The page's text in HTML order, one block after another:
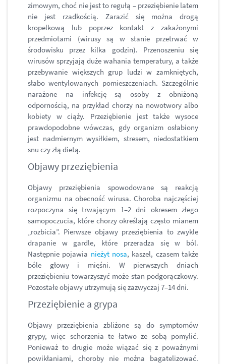
zimowym, choć nie jest to regułą – przeziębienie latem
nie jest rzadkością. Zarazić się można drogą
kropelkową lub poprzez kontakt z zakażonymi
przedmiotami (wirusy są w stanie przetrwać w
środowisku przez kilka godzin). Przenoszeniu się
wirusów sprzyjają duże wahania temperatury, a także
przebywanie większych grup ludzi w zamkniętych,
słabo wentylowanych pomieszczeniach. Szczególnie
narażone na infekcję są osoby z obniżoną
odpornością, na przykład chorzy na nowotwory albo
kobiety w ciąży. Przeziębienie jest także wysoce
prawdopodobne wówczas, gdy organizm osłabiony
jest nadmiernym wysiłkiem, stresem, niedostatkiem
snu czy złą dietą.
Objawy przeziębienia
Objawy przeziębienia spowodowane są reakcją
organizmu na obecność wirusa. Choroba najczęściej
rozpoczyna się trwającym 1–2 dni okresem złego
samopoczucia, które chorzy określają często mianem
„rozbicia”. Pierwsze objawy przeziębienia to zwykle
drapanie w gardle, które przeradza się w ból.
Następnie pojawia nieżyt nosa, kaszel, czasem także
bóle głowy i mięśni. W pierwszych dniach
przeziębieniu towarzyszyć może stan podgorączkowy.
Pozostałe objawy utrzymują się zazwyczaj 7–14 dni.
Przeziębienie a grypa
Objawy przeziębienia zbliżone są do symptomów
grypy, więc schorzenia te łatwo ze sobą pomylić.
Ponieważ to drugie może wiązać się z poważnymi
powikłaniami, choroby nie można bagatelizować.